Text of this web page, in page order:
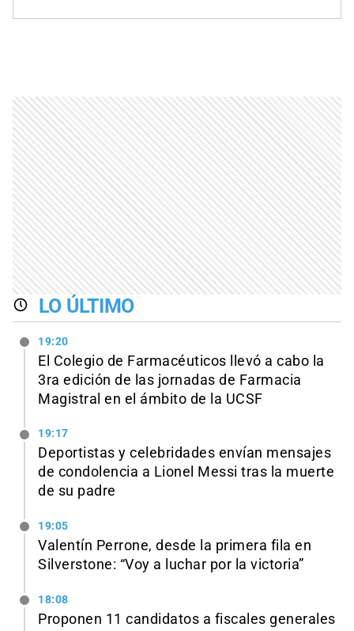
LO ÚLTIMO
19:20
El Colegio de Farmacéuticos llevó a cabo la
3ra edición de las jornadas de Farmacia
Magistral en el ámbito de la UCSF
19:17
Deportistas y celebridades envían mensajes
de condolencia a Lionel Messi tras la muerte
de su padre
19:05
Valentín Perrone, desde la primera fila en
Silverstone: “Voy a luchar por la victoria”
18:08
Proponen 11 candidatos a fiscales generales